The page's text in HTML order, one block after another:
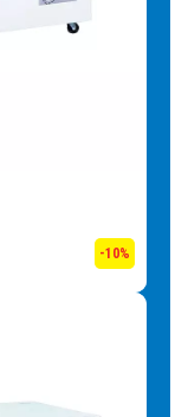
-10%